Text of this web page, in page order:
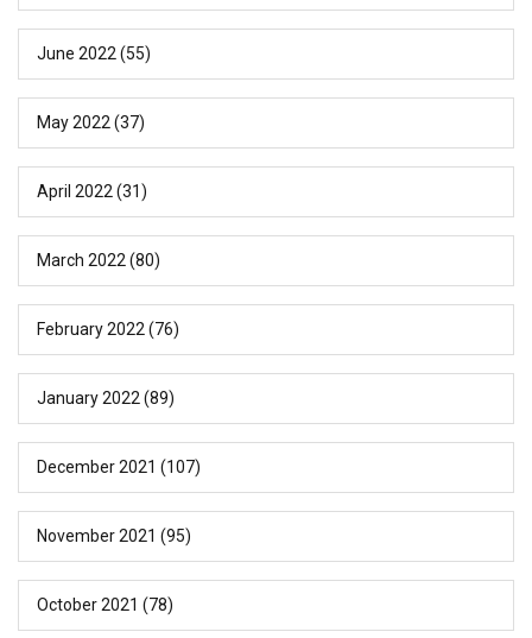
June 2022 (55)
May 2022 (37)
April 2022 (31)
March 2022 (80)
February 2022 (76)
January 2022 (89)
December 2021 (107)
November 2021 (95)
October 2021 (78)